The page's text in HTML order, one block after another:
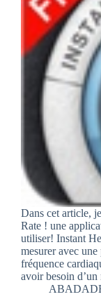
Dans cet article,
Rate ! une
utiliser! Instant
mesurer avec
fréquence
avoir besoin